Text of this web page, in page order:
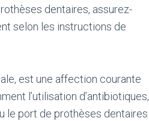
dentaires, assurez-
selon les instructions de
est une affection courante
l’utilisation d’antibiotiques,
le port de prothèses dentaires